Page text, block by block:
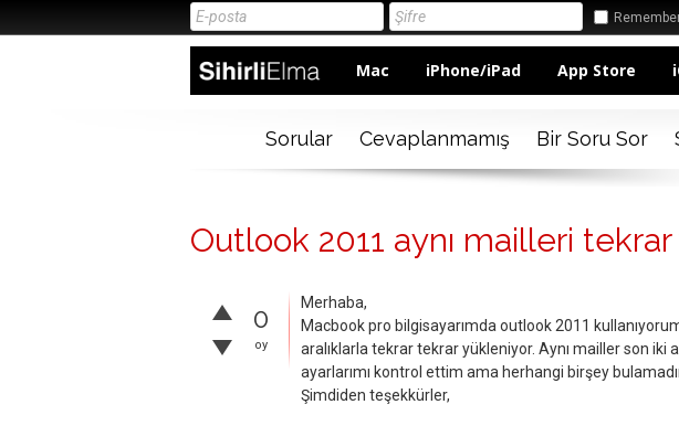
Mac iPhone/iPad App Store
Sorular Cevaplanmamış Bir Soru Sor
Outlook 2011 aynı mailleri
0
oy
Merhaba,
Macbook pro bilgisayarımda outlook 2011
aralıklarla tekrar tekrar yükleniyor. Aynı mailler son iki
ayarlarımı kontrol ettim ama herhangi birşey
Şimdiden teşekkürler,